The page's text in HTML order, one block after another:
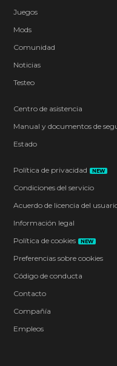
Juegos
Mods
Comunidad
Noticias
Testeo
Centro de asistencia
Manual y documentos de
Estado
Política de privacidad NEW
Condiciones del servicio
Acuerdo de licencia del
Información legal
Política de cookies
NEW
Preferencias sobre cookies
Código de conducta
Contacto
Compañía
Empleos